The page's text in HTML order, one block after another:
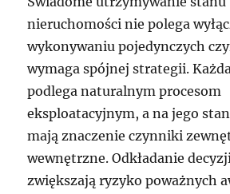
nieruchomości nie polega
wykonywaniu pojedynczych
wymaga spójnej strategii.
podlega naturalnym procesom
eksploatacyjnym, a na jego
mają znaczenie czynniki
wewnętrzne. Odkładanie
zwiększają ryzyko poważnych